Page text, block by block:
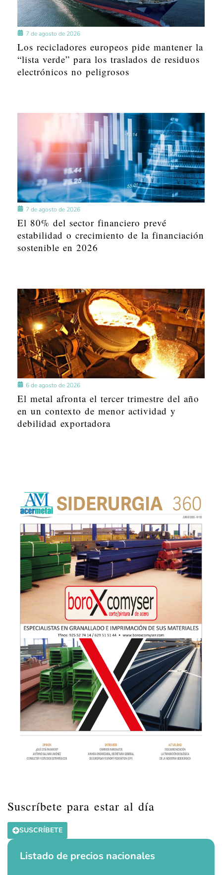
7 de agosto de 2026
Los recicladores europeos pide mantener la
“lista verde” para los traslados de residuos
electrónicos no peligrosos
7 de agosto de 2026
El 80% del sector financiero prevé
estabilidad o crecimiento de la financiación
sostenible en 2026
6 de agosto de 2026
El metal afronta el tercer trimestre del año
en un contexto de menor actividad y
debilidad exportadora
Suscríbete para estar al día
SUSCRÍBETE
Listado de precios nacionales